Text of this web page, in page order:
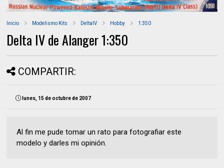
Inicio Modelismo Kits DeltaIV Hobby 1:350
Delta IV de Alanger 1:350
COMPARTIR:
lunes, 15 de octubre de 2007
Al fin me pude tomar un rato para fotografiar este
modelo y darles mi opinión.